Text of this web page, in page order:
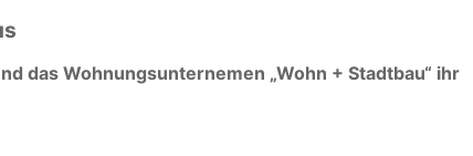
das Wohnungsunternemen „Wohn + Stadtbau“ ihr